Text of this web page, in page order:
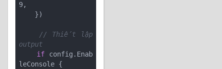
9,
// Thiết lập
output
if config.Enab
leConsole {